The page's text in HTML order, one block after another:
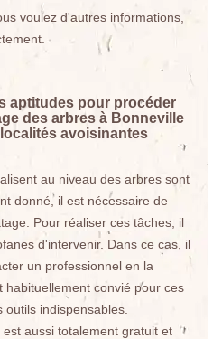
voulez d'autres informations,
aptitudes pour procéder
des arbres à Bonneville
avoisinantes
au niveau des arbres sont
donné, il est nécessaire de
Pour réaliser ces tâches, il
d'intervenir. Dans ce cas, il
un professionnel en la
habituellement convié pour ces
indispensables.
aussi totalement gratuit et